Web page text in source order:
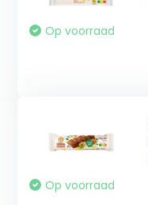
Op voorraad
Op voorraad